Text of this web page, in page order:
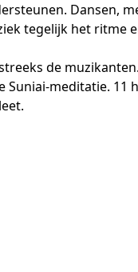
Dansen,
tegelijk het ritme
de
Suniai-meditatie. 11